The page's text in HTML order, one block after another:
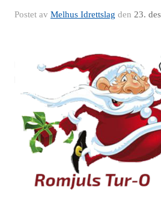
Postet av Melhus Idrettslag den 23.